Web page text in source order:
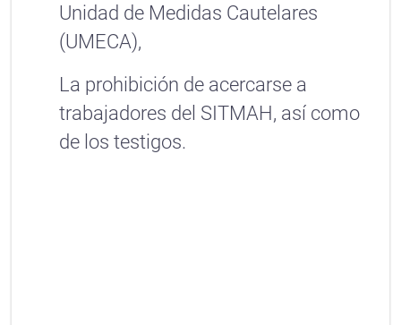
Unidad de Medidas Cautelares
(UMECA),
La prohibición de acercarse a
trabajadores del SITMAH, así como
de los testigos.